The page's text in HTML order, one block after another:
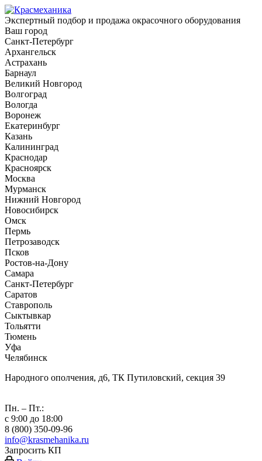
Экспертный подбор и продажа окрасочного оборудования
Ваш город
Санкт-Петербург
Архангельск
Астрахань
Барнаул
Великий Новгород
Волгоград
Вологда
Воронеж
Екатеринбург
Казань
Калининград
Краснодар
Красноярск
Москва
Мурманск
Нижний Новгород
Новосибирск
Омск
Пермь
Петрозаводск
Псков
Ростов-на-Дону
Самара
Санкт-Петербург
Саратов
Ставрополь
Сыктывкар
Тольятти
Тюмень
Уфа
Челябинск
Народного ополчения, д6, ТК Путиловский, секция 39
Пн. – Пт.:
с 9:00 до 18:00
8 (800) 350-09-96
info@krasmehanika.ru
Запросить КП